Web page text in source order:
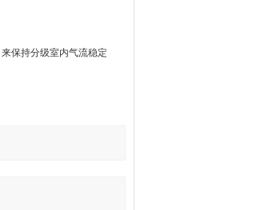
保持分级室内气流稳定